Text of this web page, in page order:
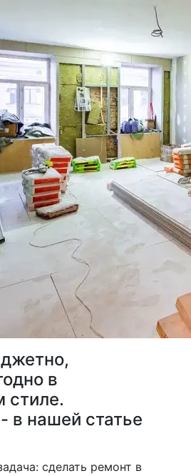
в
стиле.
в нашей статье
сделать ремонт в